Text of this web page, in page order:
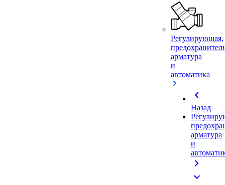
Регулирующая,
арматура
и
автоматика
chevron_left
Назад
арматура
и
chevron_right
expand_more